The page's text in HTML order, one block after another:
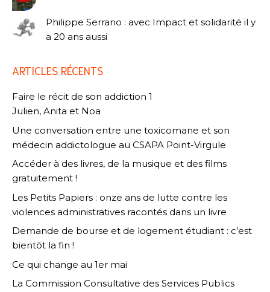
Philippe Serrano : avec Impact et solidarité il y
a 20 ans aussi
ARTICLES RÉCENTS
Faire le récit de son addiction 1
Julien, Anita et Noa
Une conversation entre une toxicomane et son
médecin addictologue au CSAPA Point-Virgule
Accéder à des livres, de la musique et des films
gratuitement !
Les Petits Papiers : onze ans de lutte contre les
violences administratives racontés dans un livre
Demande de bourse et de logement étudiant : c’est
bientôt la fin !
Ce qui change au 1er mai
La Commission Consultative des Services Publics